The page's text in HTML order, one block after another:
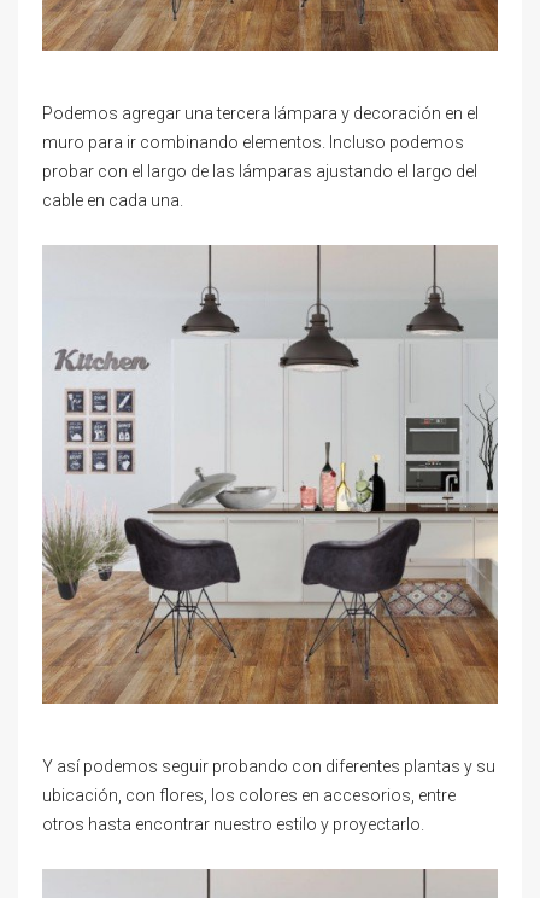
Podemos agregar una tercera lámpara y decoración en el
muro para ir combinando elementos. Incluso podemos
probar con el largo de las lámparas ajustando el largo del
cable en cada una.
Y así podemos seguir probando con diferentes plantas y su
ubicación, con flores, los colores en accesorios, entre
otros hasta encontrar nuestro estilo y proyectarlo.